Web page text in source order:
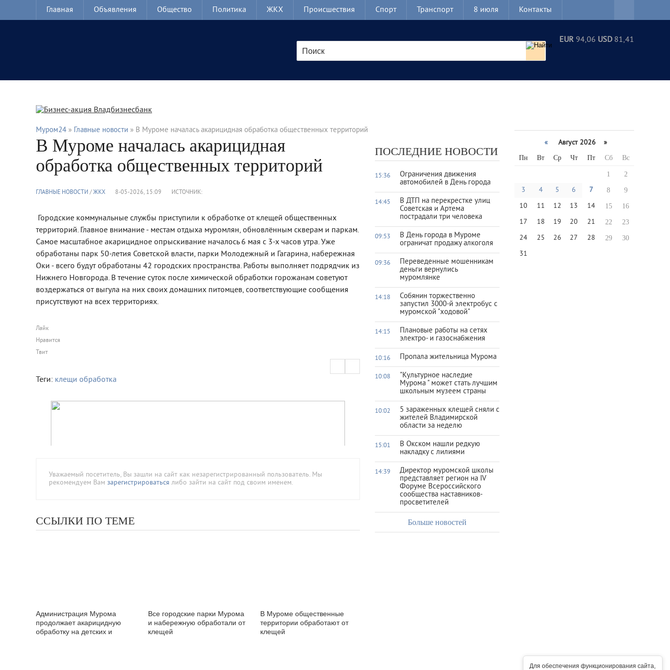
Для обеспечения функционирования сайта,
Главная Объявления Общество Политика ЖКХ Происшествия Спорт Транспорт 8 июля Контакты
EUR 94,06 USD81,41
Муром24 » Главные новости » В Муроме началась акарицидная обработка общественных территорий
В Муроме началась акарицидная
обработка общественных территорий
ГЛАВНЫЕ НОВОСТИ/ ЖКХ 8-05-2026, 15:09 ИСТОЧНИК:
Городские коммунальные службы приступили к обработке от клещей общественных
территорий. Главное внимание - местам отдыха муромлян, обновлённым скверам и паркам.
Самое масштабное акарицидное опрыскивание началось 6 мая с 3-х часов утра. Уже
обработаны парк 50-летия Советской власти, парки Молодежный и Гагарина, набережная
Оки - всего будут обработаны 42 городских пространства. Работы выполняет подрядчик из
Нижнего Новгорода. В течение суток после химической обработки горожанам советуют
воздержаться от выгула на них своих домашних питомцев, соответствующие сообщения
присутствуют на всех территориях.
Лайк
Нравится
Твит
Теги: клещи обработка
Уважаемый посетитель, Вы зашли на сайт как незарегистрированный пользователь. Мы
рекомендуем Вам зарегистрироваться либо зайти на сайт под своим именем.
ССЫЛКИ ПО ТЕМЕ
Администрация Мурома
продолжает акарицидную
обработку на детских и
Все городские парки Мурома
и набережную обработали от
клещей
В Муроме общественные
территории обработают от
клещей
ПОСЛЕДНИЕ НОВОСТИ
15:36
Ограничения движения
автомобилей в День города
14:45
В ДТП на перекрестке улиц
Советская и Артема
пострадали три человека
09:53
В День города в Муроме
ограничат продажу алкоголя
09:36
Переведенные мошенникам
деньги вернулись
муромлянке
14:18
Собянин торжественно
запустил 3000-й электробус с
муромской "ходовой"
14:15
Плановые работы на сетях
электро- и газоснабжения
10:16 Пропала жительница Мурома
10:08
"Культурное наследие
Мурома " может стать лучшим
школьным музеем страны
10:02
5 зараженных клещей сняли с
жителей Владимирской
области за неделю
15:01
В Окском нашли редкую
накладку с лилиями
14:39
Директор муромской школы
представляет регион на IV
Форуме Всероссийского
сообщества наставников-
просветителей
Больше новостей
« Август 2026 »
Пн Вт Ср Чт Пт Сб Вс
1 2
3 4 5 6 7 8 9
10 11 12 13 14 15 16
17 18 19 20 21 22 23
24 25 26 27 28 29 30
31